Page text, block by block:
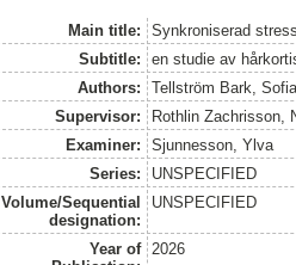
Main title:
Synkroniserad
Subtitle:
en studie av
Authors:
Tellström Bark,
Supervisor:
Rothlin Zachrisson,
Examiner:
Sjunnesson, Ylva
Series:
UNSPECIFIED
Volume/Sequential
designation:
UNSPECIFIED
Year of
2026